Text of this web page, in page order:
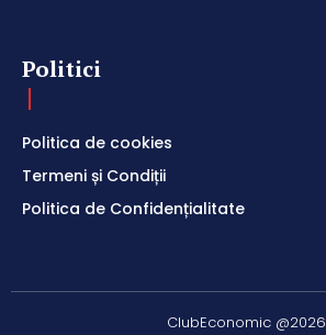
Politici
Politica de cookies
Termeni și Condiții
Politica de Confidențialitate
ClubEconomic @2026